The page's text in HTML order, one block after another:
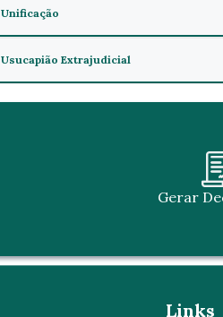
Unificação
Usucapião Extrajudicial
Gerar
Links